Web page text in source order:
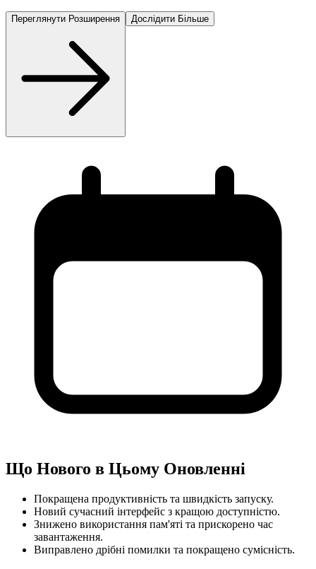
Переглянути Розширення Дослідити Більше
Що Нового в Цьому Оновленні
Покращена продуктивність та швидкість запуску.
Новий сучасний інтерфейс з кращою доступністю.
Знижено використання пам'яті та прискорено час
завантаження.
Виправлено дрібні помилки та покращено сумісність.